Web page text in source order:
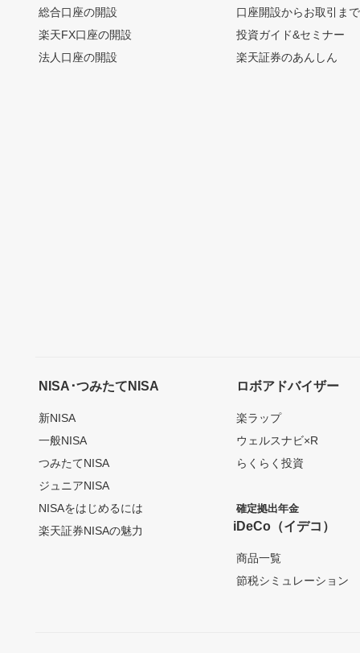
総合口座の開設
楽天FX口座の開設
法人口座の開設
口座開設からお取引ま
投資ガイド&セミナー
楽天証券のあんしん
NISA･つみたてNISA
新NISA
一般NISA
つみたてNISA
ジュニアNISA
NISAをはじめるには
楽天証券NISAの魅力
ロボアドバイザー
楽ラップ
ウェルスナビ×R
らくらく投資
確定拠出年金
iDeCo（イデコ）
商品一覧
節税シミュレーション